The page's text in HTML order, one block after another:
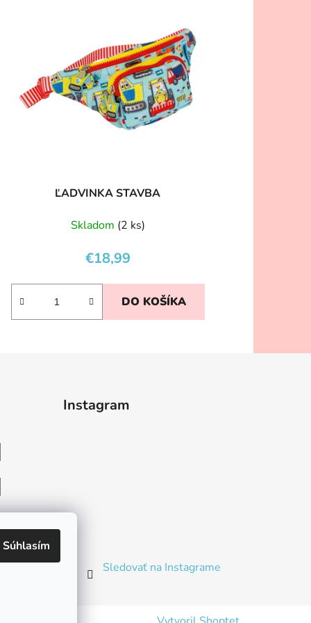
Súhlasím
ĽADVINKA STAVBA
Skladom (2 ks)
€18,99
DO KOŠÍKA
Instagram
Sledovať na Instagrame